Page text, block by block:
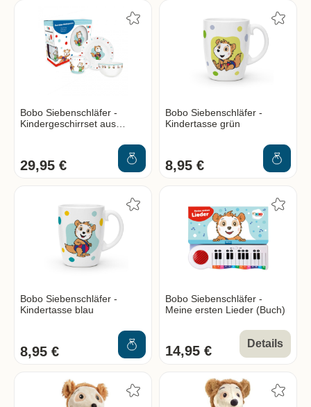
Bobo Siebenschläfer -
Kindergeschirrset aus
29,95 €
Bobo Siebenschläfer -
Kindertasse grün
8,95 €
Bobo Siebenschläfer -
Kindertasse blau
8,95 €
Bobo Siebenschläfer -
Meine ersten Lieder (Buch)
14,95 € Details